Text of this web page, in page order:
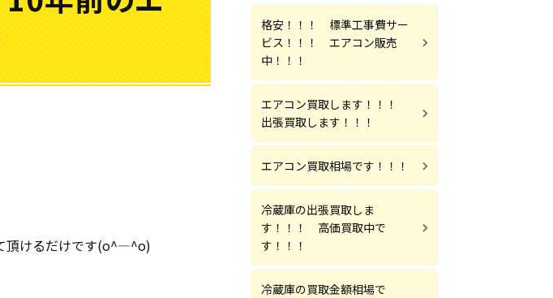
頂けるだけです(o^―^o)
格安！！！ 標準工事費サー
ビス！！！ エアコン販売
中！！！
エアコン買取します！！！
出張買取します！！！
エアコン買取相場です！！！
冷蔵庫の出張買取しま
す！！！ 高価買取中で
す！！！
冷蔵庫の買取金額相場で